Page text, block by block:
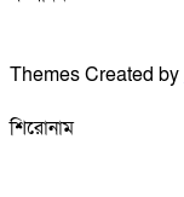
Themes Created by
শিরোনাম